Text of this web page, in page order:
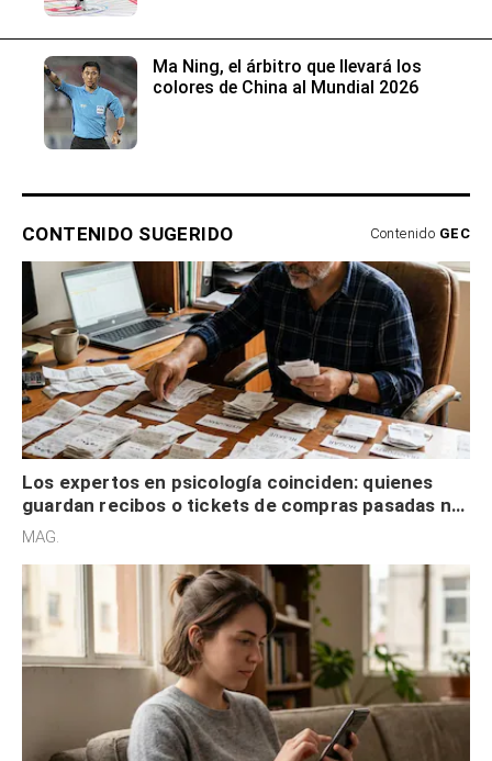
Ma Ning, el árbitro que llevará los
colores de China al Mundial 2026
CONTENIDO SUGERIDO Contenido GEC
Los expertos en psicología coinciden: quienes
guardan recibos o tickets de compras pasadas no
son acumuladores, sino que tienen necesidad de
MAG.